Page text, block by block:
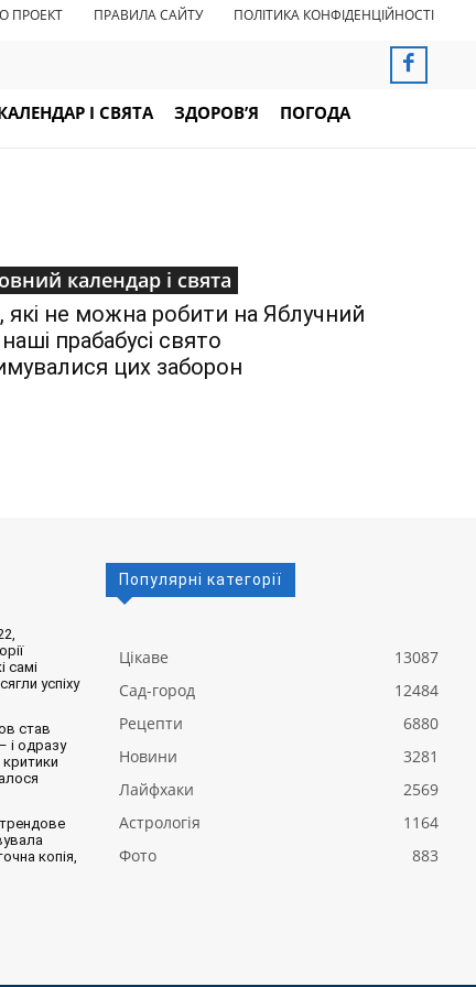
ПРОЕКТ ПРАВИЛА САЙТУ ПОЛІТИКА КОНФІДЕНЦІЙНОСТІ
І СВЯТА ЗДОРОВ’Я ПОГОДА
календар і свята
які не можна робити на Яблучний
прабабусі свято
цих заборон
самі
успіху
став
і одразу
копія,
Популярні категорії
Цікаве
13087
Сад-город
12484
Рецепти
6880
Новини
3281
Лайфхаки
2569
Астрологія
1164
Фото
883